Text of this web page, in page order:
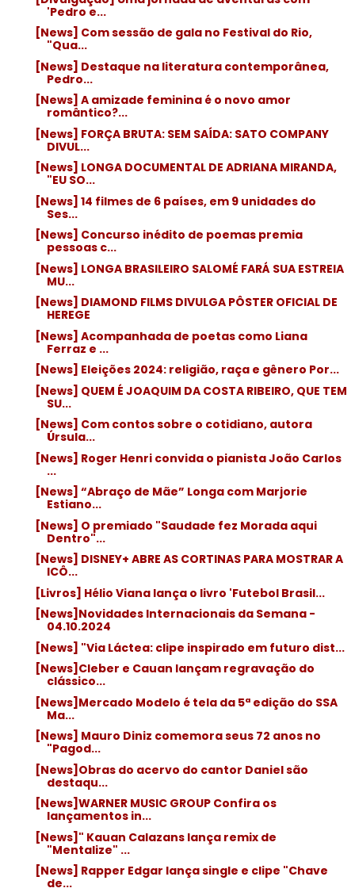
'Pedro e...
[News] Com sessão de gala no Festival do Rio,
"Qua...
[News] Destaque na literatura contemporânea,
Pedro...
[News] A amizade feminina é o novo amor
romântico?...
[News] FORÇA BRUTA: SEM SAÍDA: SATO COMPANY
DIVUL...
[News] LONGA DOCUMENTAL DE ADRIANA MIRANDA,
"EU SO...
[News] 14 filmes de 6 países, em 9 unidades do
Ses...
[News] Concurso inédito de poemas premia
pessoas c...
[News] LONGA BRASILEIRO SALOMÉ FARÁ SUA ESTREIA
MU...
[News] DIAMOND FILMS DIVULGA PÔSTER OFICIAL DE
HEREGE
[News] Acompanhada de poetas como Liana
Ferraz e ...
[News] Eleições 2024: religião, raça e gênero Por...
[News] QUEM É JOAQUIM DA COSTA RIBEIRO, QUE TEM
SU...
[News] Com contos sobre o cotidiano, autora
Úrsula...
[News] Roger Henri convida o pianista João Carlos
...
[News] “Abraço de Mãe” Longa com Marjorie
Estiano...
[News] O premiado "Saudade fez Morada aqui
Dentro"...
[News] DISNEY+ ABRE AS CORTINAS PARA MOSTRAR A
ICÔ...
[Livros] Hélio Viana lança o livro 'Futebol Brasil...
[News]Novidades Internacionais da Semana -
04.10.2024
[News] "Via Láctea: clipe inspirado em futuro dist...
[News]Cleber e Cauan lançam regravação do
clássico...
[News]Mercado Modelo é tela da 5ª edição do SSA
Ma...
[News] Mauro Diniz comemora seus 72 anos no
"Pagod...
[News]Obras do acervo do cantor Daniel são
destaqu...
[News]WARNER MUSIC GROUP Confira os
lançamentos in...
[News]" Kauan Calazans lança remix de
"Mentalize" ...
[News] Rapper Edgar lança single e clipe "Chave
de...